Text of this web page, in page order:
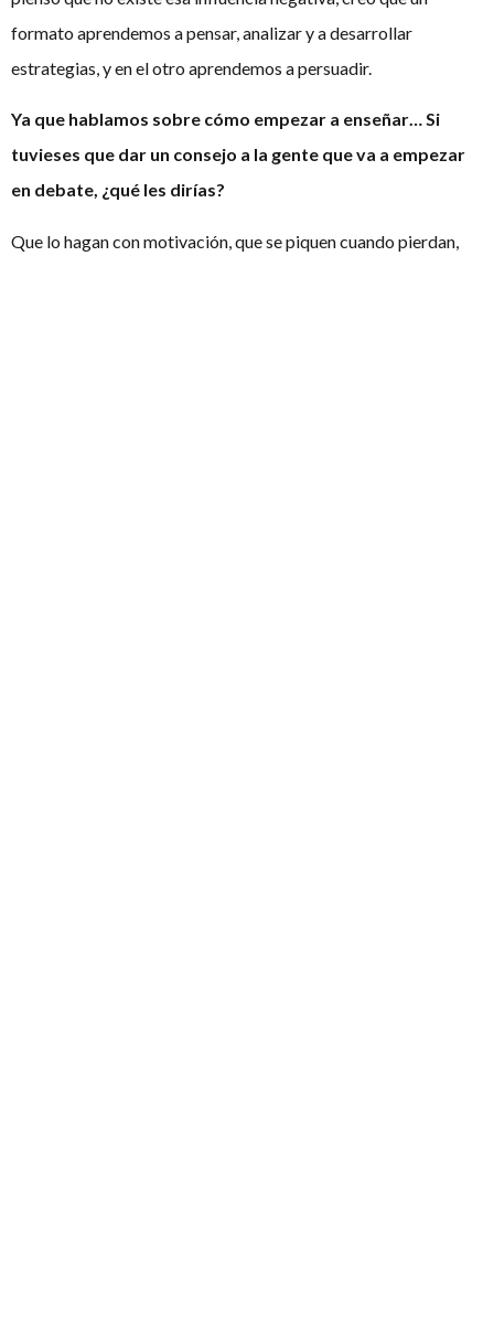
formato aprendemos a pensar, analizar y a desarrollar
estrategias, y en el otro aprendemos a persuadir.
Ya que hablamos sobre cómo empezar a enseñar… Si
tuvieses que dar un consejo a la gente que va a empezar
en debate, ¿qué les dirías?
Que lo hagan con motivación, que se piquen cuando pierdan,